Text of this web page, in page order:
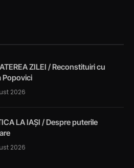
ZILEI / Reconstituiri cu
Popovici
2026
LA IAȘI / Despre puterile
2026